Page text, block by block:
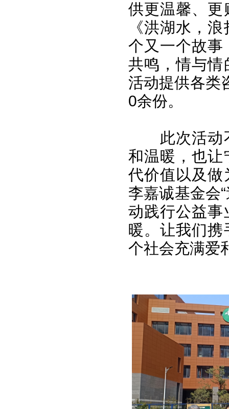
供更温馨、更
《洪湖水，
个又一个故事
共鸣，情与情
活动提供各类
0余份。
此次活动
和温暖，也让
代价值以及做
李嘉诚基金会
动践行公益事
暖。让我们
个社会充满爱